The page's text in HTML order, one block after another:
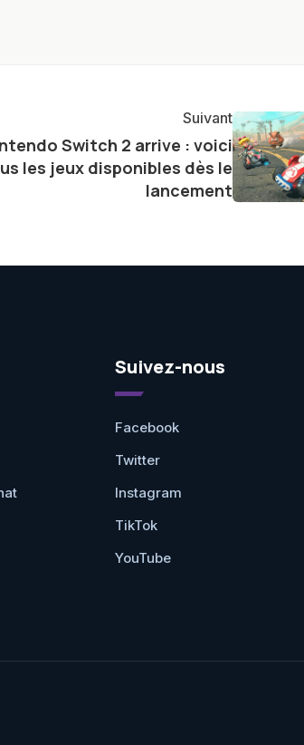
les dernières avancées dans
l'exploration constante des frontières
lecteurs un aperçu captivant de ce que
Suivant
Switch 2 arrive : voici
les jeux disponibles dès le
lancement
Suivez-nous
Facebook
Twitter
Instagram
TikTok
YouTube